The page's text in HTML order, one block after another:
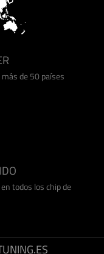
de 50 países
todos los chip de